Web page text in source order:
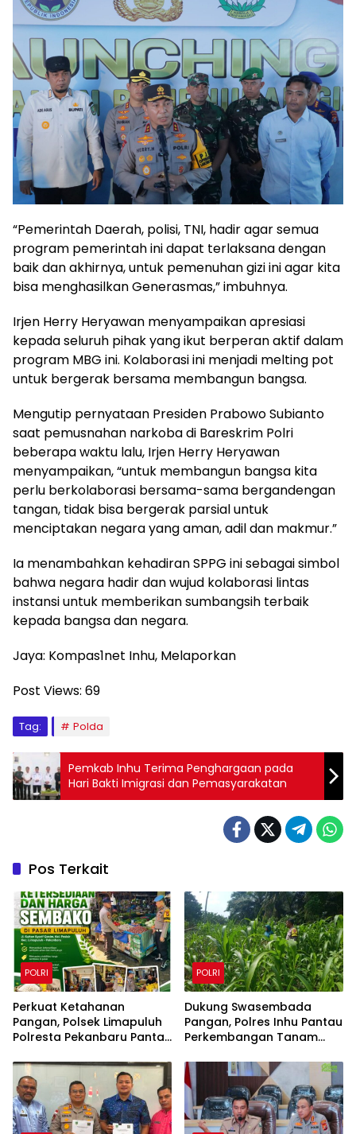
“Pemerintah Daerah, polisi, TNI, hadir agar semua
program pemerintah ini dapat terlaksana dengan
baik dan akhirnya, untuk pemenuhan gizi ini agar kita
bisa menghasilkan Generasmas,” imbuhnya.
Irjen Herry Heryawan menyampaikan apresiasi
kepada seluruh pihak yang ikut berperan aktif dalam
program MBG ini. Kolaborasi ini menjadi melting pot
untuk bergerak bersama membangun bangsa.
Mengutip pernyataan Presiden Prabowo Subianto
saat pemusnahan narkoba di Bareskrim Polri
beberapa waktu lalu, Irjen Herry Heryawan
menyampaikan, “untuk membangun bangsa kita
perlu berkolaborasi bersama-sama bergandengan
tangan, tidak bisa bergerak parsial untuk
menciptakan negara yang aman, adil dan makmur.”
Ia menambahkan kehadiran SPPG ini sebagai simbol
bahwa negara hadir dan wujud kolaborasi lintas
instansi untuk memberikan sumbangsih terbaik
kepada bangsa dan negara.
Jaya: Kompas1net Inhu, Melaporkan
Post Views: 69
Tag: Polda
Pemkab Inhu Terima Penghargaan pada
Hari Bakti Imigrasi dan Pemasyarakatan
Pos Terkait
POLRI
Perkuat Ketahanan
Pangan, Polsek Limapuluh
Polresta Pekanbaru Pantau
POLRI
Dukung Swasembada
Pangan, Polres Inhu Pantau
Perkembangan Tanam